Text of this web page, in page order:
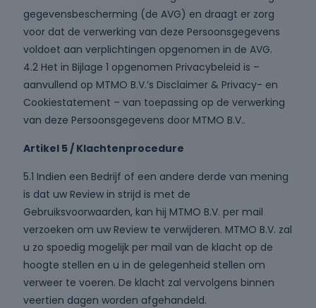
gegevensbescherming (de AVG) en draagt er zorg
voor dat de verwerking van deze Persoonsgegevens
voldoet aan verplichtingen opgenomen in de AVG.
4.2 Het in Bijlage 1 opgenomen Privacybeleid is –
aanvullend op MTMO B.V.’s Disclaimer & Privacy- en
Cookiestatement – van toepassing op de verwerking
van deze Persoonsgegevens door MTMO B.V..
Artikel 5 / Klachtenprocedure
5.1 Indien een Bedrijf of een andere derde van mening
is dat uw Review in strijd is met de
Gebruiksvoorwaarden, kan hij MTMO B.V. per mail
verzoeken om uw Review te verwijderen. MTMO B.V. zal
u zo spoedig mogelijk per mail van de klacht op de
hoogte stellen en u in de gelegenheid stellen om
verweer te voeren. De klacht zal vervolgens binnen
veertien dagen worden afgehandeld.